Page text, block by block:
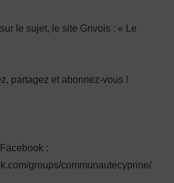
le sujet, le site Grivois : « Le
partagez et abonnez-vous !
:
groups/communautecyprine/